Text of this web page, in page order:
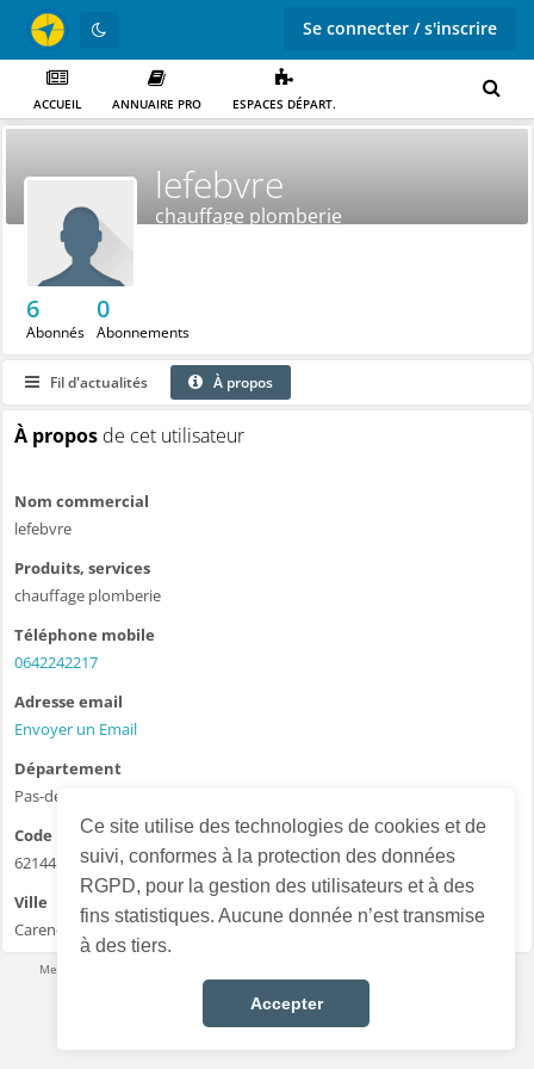
Ce site utilise des technologies de cookies et de
suivi, conformes à la protection des données
RGPD, pour la gestion des utilisateurs et à des
fins statistiques. Aucune donnée n’est transmise
à des tiers.
Accepter
Se connecter / s'inscrire
ACCUEIL ANNUAIRE PRO ESPACES DÉPART.
lefebvre
chauffage plomberie
6
Abonnés
0
Abonnements
Fil d'actualités À propos
À propos de cet utilisateur
Nom commercial
lefebvre
Produits, services
chauffage plomberie
Téléphone mobile
0642242217
Adresse email
Envoyer un Email
Département
Pas-de-Calais - 62
Code postal
62144
Ville
Carency
Mentions légales
Choisir la langue : Français